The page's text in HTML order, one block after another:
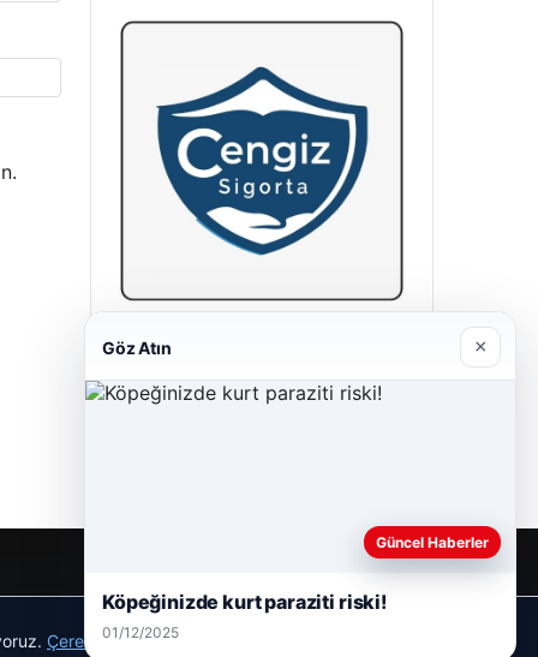
Hastaş Beton
Çerez Politikamız
Göz Atın ×
Güncel Haberler
Köpeğinizde kurt paraziti riski!
01/12/2025